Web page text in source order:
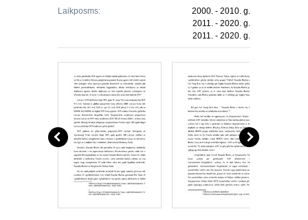
Laikposms:
2000. - 2010. g.
2011. - 2020. g.
2011. - 2020. g.